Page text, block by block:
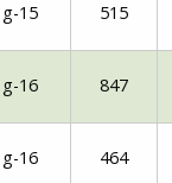
g-15 515
g-16 847
g-16 464